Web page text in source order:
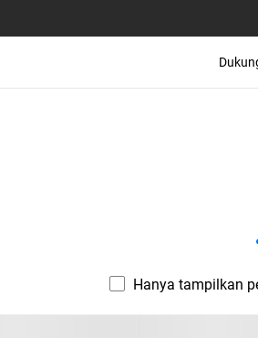
Hanya tampilkan